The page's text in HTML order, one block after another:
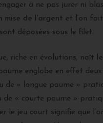
à ne pas jurer ni
mise de l’argent et l’on
déposées sous le filet.
riche en évolutions, naît
englobe en effet
de « longue paume »
de « courte paume »
le jeu court signifie que